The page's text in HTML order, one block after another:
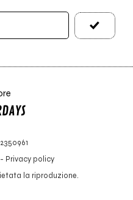
- Privacy policy
la riproduzione.